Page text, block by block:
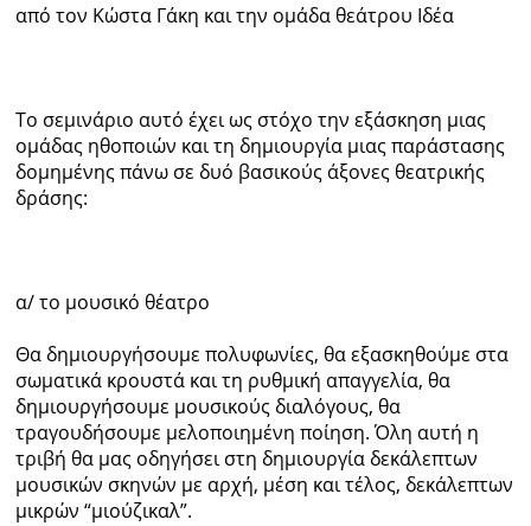
από τον Κώστα Γάκη και την ομάδα θεάτρου Ιδέα
Το σεμινάριο αυτό έχει ως στόχο την εξάσκηση μιας
ομάδας ηθοποιών και τη δημιουργία μιας παράστασης
δομημένης πάνω σε δυό βασικούς άξονες θεατρικής
δράσης:
α/ το μουσικό θέατρο
Θα δημιουργήσουμε πολυφωνίες, θα εξασκηθούμε στα
σωματικά κρουστά και τη ρυθμική απαγγελία, θα
δημιουργήσουμε μουσικούς διαλόγους, θα
τραγουδήσουμε μελοποιημένη ποίηση. Όλη αυτή η
τριβή θα μας οδηγήσει στη δημιουργία δεκάλεπτων
μουσικών σκηνών με αρχή, μέση και τέλος, δεκάλεπτων
μικρών “μιούζικαλ”.